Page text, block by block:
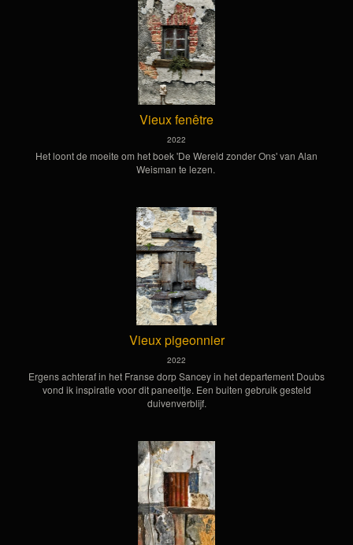
Vieux fenêtre
2022
Het loont de moeite om het boek 'De Wereld zonder Ons' van Alan
Weisman te lezen.
Vieux pigeonnier
2022
Ergens achteraf in het Franse dorp Sancey in het departement Doubs
vond ik inspiratie voor dit paneeltje. Een buiten gebruik gesteld
duivenverblijf.